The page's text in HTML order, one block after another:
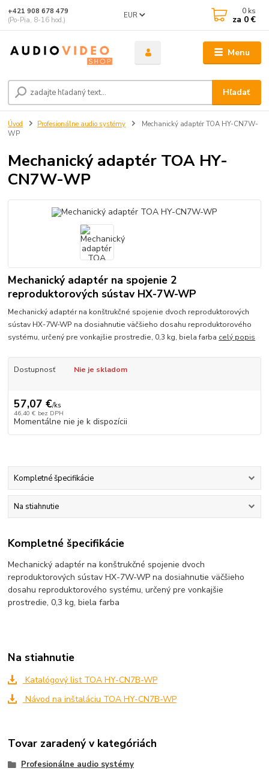
Menu
EUR
Hľadať
+421 908 678 479
(Po-Pia, 8-16 hod.)
0 ks
za 0 €
Úvod Profesionálne audio systémy
Mechanický adaptér TOA HY-CN7W-
WP
Mechanický adaptér TOA HY-
CN7W-WP
Mechanický adaptér na spojenie 2
reproduktorových sústav HX-7W-WP
Mechanický adaptér na konštrukčné spojenie dvoch reproduktorových
sústav HX-7W-WP na dosiahnutie väčšieho dosahu reproduktorového
systému, určený pre vonkajšie prostredie, 0,3 kg, biela farba celý popis
Dostupnosť Nie je skladom
57,07 €/ks
46,40 € bez DPH
Momentálne nie je k dispozícii
Kompletné špecifikácie
Na stiahnutie
Kompletné špecifikácie
Mechanický adaptér na konštrukčné spojenie dvoch
reproduktorových sústav HX-7W-WP na dosiahnutie väčšieho
dosahu reproduktorového systému, určený pre vonkajšie
prostredie, 0,3 kg, biela farba
Na stiahnutie
Katalógový list TOA HY-CN7B-WP
Návod na inštaláciu TOA HY-CN7B-WP
Tovar zaradený v kategóriách
Profesionálne audio systémy